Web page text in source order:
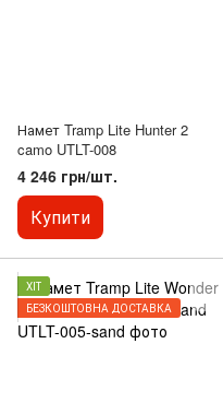
Намет Tramp Lite Hunter 2
camo UTLT-008
4 246 грн/шт.
Купити
ХІТ
БЕЗКОШТОВНА ДОСТАВКА